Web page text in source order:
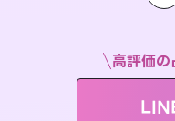
高評価の